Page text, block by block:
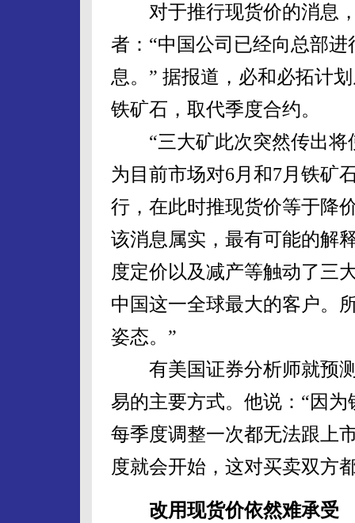
对于推行现货价的消息，
者：“中国公司已经向总部
息。” 据报道，必和必拓计
铁矿石，取代季度合约。
“三大矿此次突然传出将
为目前市场对6月和7月铁矿
行，在此时推现货价等于降
该消息属实，最有可能的解
度定价以及减产等触动了三
中国这一全球最大的客户。
姿态。”
有美国证券分析师就预测
易的主要方式。他说：“因
每季度调整一次都无法跟上
度就会开始，这对买卖双方
改用现货价依然难承受